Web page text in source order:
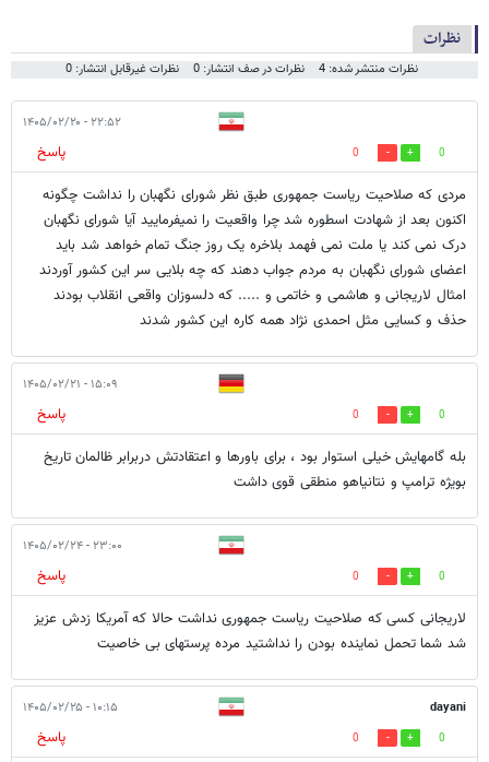
نظرات
نظرات منتشر شده: 4 نظرات در صف انتشار: 0 نظرات غیرقابل انتشار: 0
۲۲:۵۲ - ۱۴۰۵/۰۲/۲۰
0
0
پاسخ
مردی که صلاحیت ریاست جمهوری طبق نظر شورای نگهبان را نداشت چگونه
اکنون بعد از شهادت اسطوره شد چرا واقعیت را نمیفرمایید آیا شورای نگهبان
درک نمی کند یا ملت نمی فهمد بلاخره یک روز جنگ تمام خواهد شد باید
اعضای شورای نگهبان به مردم جواب دهند که چه بلایی سر این کشور آوردند
امثال لاریجانی و هاشمی و خاتمی و ..... که دلسوزان واقعی انقلاب بودند
حذف و کسایی مثل احمدی نژاد همه کاره این کشور شدند
۱۵:۰۹ - ۱۴۰۵/۰۲/۲۱
0
0
پاسخ
بله گامهایش خیلی استوار بود ، برای باورها و اعتقادتش دربرابر ظالمان تاریخ
بویژه ترامپ و نتانیاهو منطقی قوی داشت
۲۳:۰۰ - ۱۴۰۵/۰۲/۲۴
0
0
پاسخ
لاریجانی کسی که صلاحیت ریاست جمهوری نداشت حالا که آمریکا زدش عزیز
شد شما تحمل نماینده بودن را نداشتید مرده پرستهای بی خاصیت
dayani ۱۰:۱۵ - ۱۴۰۵/۰۲/۲۵
0
0
پاسخ